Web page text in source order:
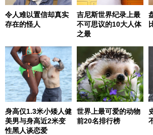
令人难以置信却真实
存在的怪人
吉尼斯世界纪录上最
不可思议的10大人体
之最
身高仅1.3米小矮人健
美男与身高近2米变
性黑人谈恋爱
世界上最可爱的动物
前20名排行榜